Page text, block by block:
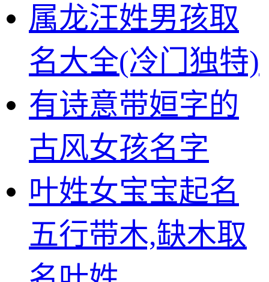
属龙汪姓男孩取
名大全(冷门独特)
有诗意带姮字的
古风女孩名字
叶姓女宝宝起名
五行带木,缺木取